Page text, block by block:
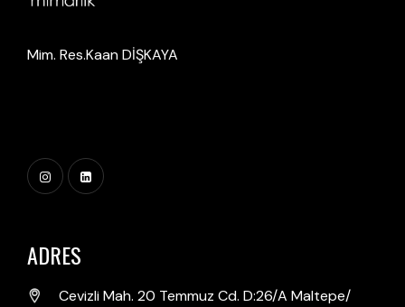
Mim. Res.Kaan DİŞKAYA
ADRES
Cevizli Mah. 20 Temmuz Cd. D:26/A Maltepe/